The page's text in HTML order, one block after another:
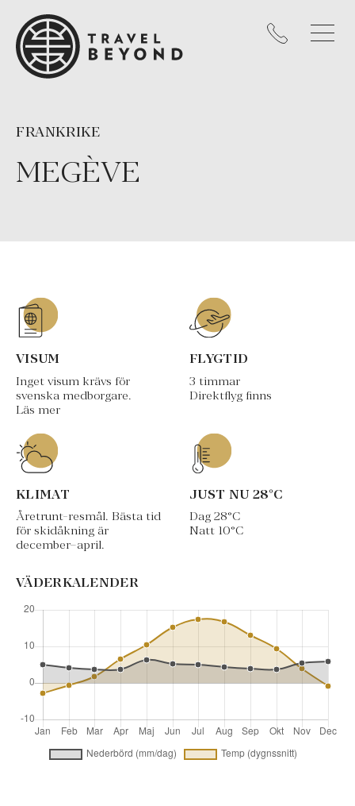
MEGÈVE
FRANKRIKE
VISUM
Inget visum krävs för
svenska medborgare.
Läs mer
FLYGTID
3 timmar
Direktflyg finns
KLIMAT
Åretrunt-resmål. Bästa tid
för skidåkning är
december–april.
JUST NU 28°C
Dag 28°C
Natt 10°C
VÄDERKALENDER